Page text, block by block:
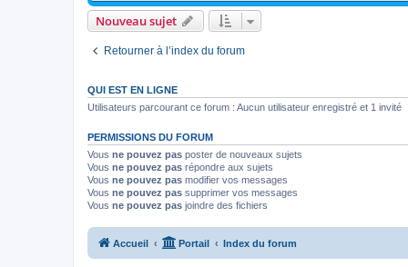
Nouveau sujet
Retourner à l’index du forum
QUI EST EN LIGNE
Utilisateurs parcourant ce forum : Aucun utilisateur enregistré et 1 invité
PERMISSIONS DU FORUM
Vous ne pouvez pas poster de nouveaux sujets
Vous ne pouvez pas répondre aux sujets
Vous ne pouvez pas modifier vos messages
Vous ne pouvez pas supprimer vos messages
Vous ne pouvez pas joindre des fichiers
Accueil Portail Index du forum